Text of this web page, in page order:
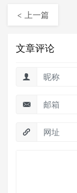
< 上一篇
文章评论